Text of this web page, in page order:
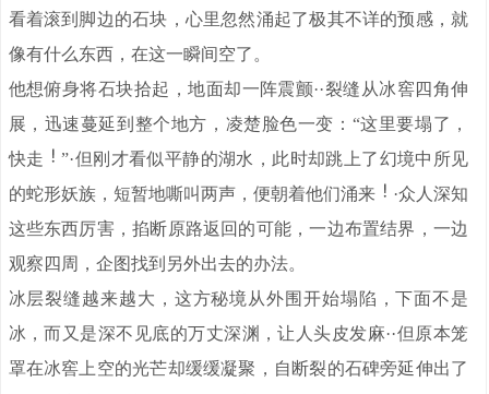
看着滚到脚边的石块，心里忽然涌起了极其不详的预感，就
像有什么东西，在这一瞬间空了。
他想俯身将石块拾起，地面却一阵震颤··裂缝从冰窖四角伸
展，迅速蔓延到整个地方，凌楚脸色一变：“这里要塌了，
快走
”·但刚才看似平静的湖水，此时却跳上了幻境中所见
的蛇形妖族，短暂地嘶叫两声，便朝着他们涌来
·众人深知
这些东西厉害，掐断原路返回的可能，一边布置结界，一边
观察四周，企图找到另外出去的办法。
冰层裂缝越来越大，这方秘境从外围开始塌陷，下面不是
冰，而又是深不见底的万丈深渊，让人头皮发麻··但原本笼
罩在冰窖上空的光芒却缓缓凝聚，自断裂的石碑旁延伸出了